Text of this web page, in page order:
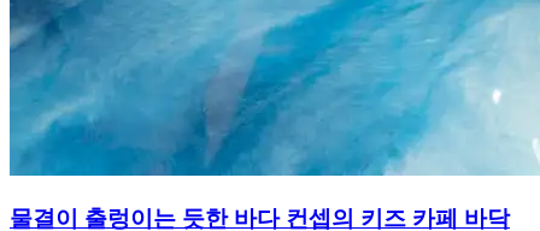
물결이 출렁이는 듯한 바다 컨셉의 키즈 카페 바닥